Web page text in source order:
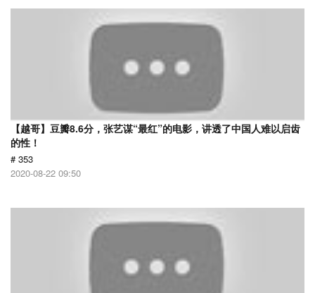
【越哥】豆瓣8.6分，张艺谋“最红”的电影，讲透了中国人难以启齿
的性！
# 353
2020-08-22 09:50